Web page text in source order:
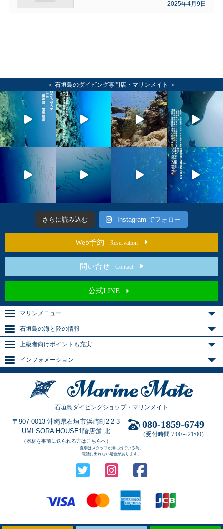
2025年4月9日
＜ 石垣島のダイビング専門店・マリンメイト ＞
さらに読み込む Instagram でフォロー
Web予約 Reservation
問い合せ Contact
公式LINE
マリンメニュー
石垣島の海と陸の情報
上級者向けポイントも充実
インフォメーション
石垣島ダイビングショップ・マリンメイト
〒907-0013 沖縄県石垣市浜崎町2-2-3
UMI SORA HOUSE1階店舗 北
（器材を事前に送られる方はこちらへ）
080-1859-6749
（受付時間 7:00～21:00）
夏季はスタッフが海に出ている為、
電話に出れない場合があります。